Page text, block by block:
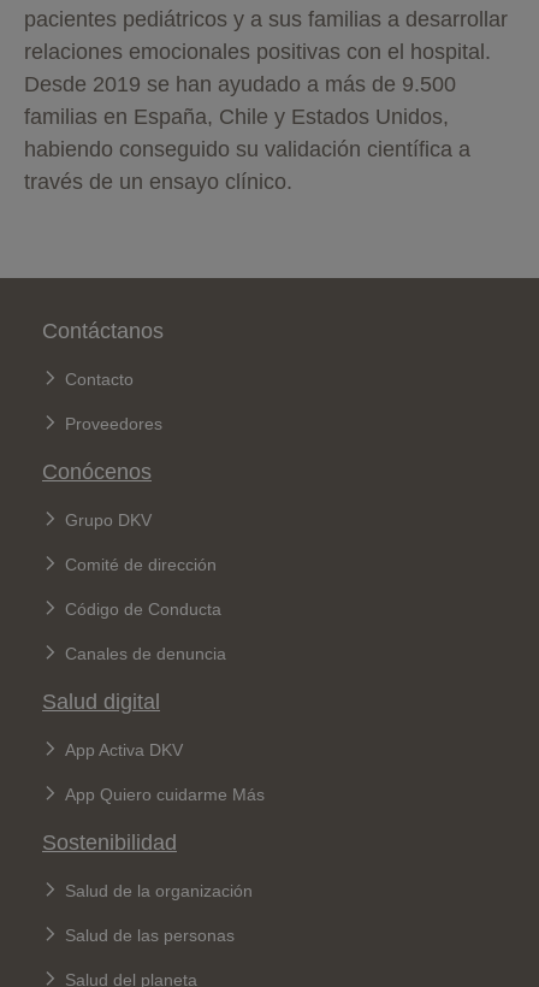
pacientes pediátricos y a sus familias a desarrollar
relaciones emocionales positivas con el hospital.
Desde 2019 se han ayudado a más de 9.500
familias en España, Chile y Estados Unidos,
habiendo conseguido su validación científica a
través de un ensayo clínico.
Pie de página
Contáctanos
Contacto
Proveedores
Conócenos
Grupo DKV
Comité de dirección
Código de Conducta
Canales de denuncia
Salud digital
App Activa DKV
App Quiero cuidarme Más
Sostenibilidad
Salud de la organización
Salud de las personas
Salud del planeta